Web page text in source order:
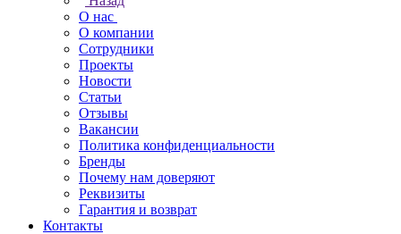
О нас
О компании
Сотрудники
Проекты
Новости
Статьи
Отзывы
Вакансии
Политика конфиденциальности
Бренды
Почему нам доверяют
Реквизиты
Гарантия и возврат
Контакты